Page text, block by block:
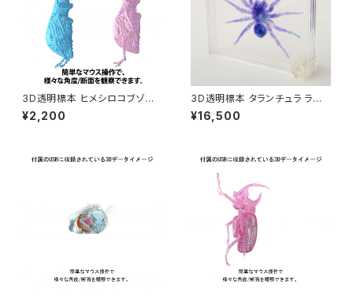
3D透明標本 ヒメシロコブゾウ
ムシ 3Dデータ収録USBメモリ
¥2,200
3D透明標本 タランチュラ ラー
ジサイズ L ネジ
¥16,500